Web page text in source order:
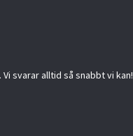
svarar alltid så snabbt vi kan!